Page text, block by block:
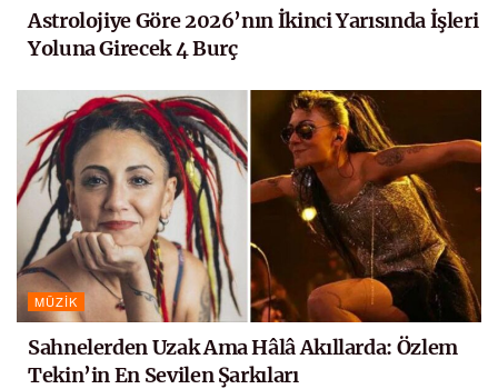
Astrolojiye Göre 2026’nın İkinci Yarısında İşleri
Yoluna Girecek 4 Burç
MÜZIK
Sahnelerden Uzak Ama Hâlâ Akıllarda: Özlem
Tekin’in En Sevilen Şarkıları